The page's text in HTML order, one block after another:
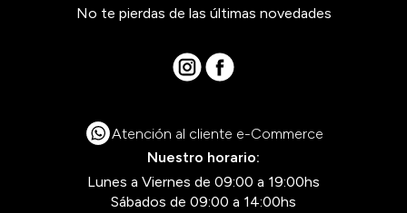
No te pierdas de las últimas novedades
Atención al cliente e-Commerce
Nuestro horario:
Lunes a Viernes de 09:00 a 19:00hs
Sábados de 09:00 a 14:00hs